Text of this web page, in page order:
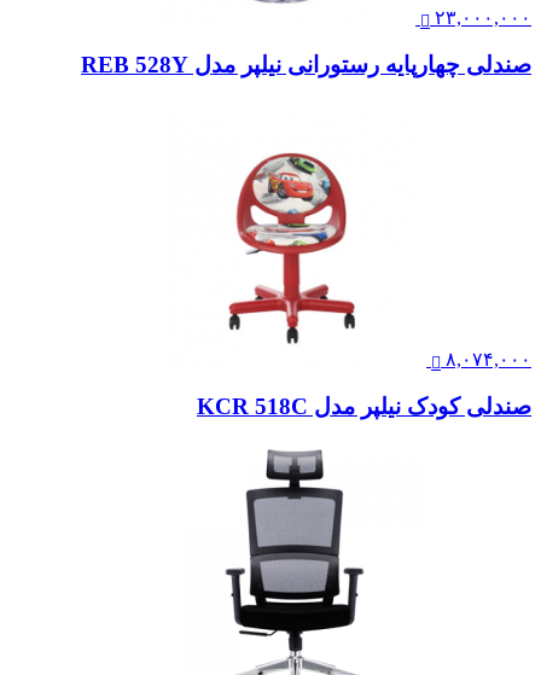
۲۳,۰۰۰,۰۰۰
صندلی چهارپایه رستورانی نیلپر مدل REB 528Y
۸,۰۷۴,۰۰۰
صندلی کودک نیلپر مدل KCR 518C